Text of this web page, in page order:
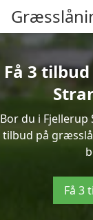
Få 3
Bor du i
tilbud på
Få 3